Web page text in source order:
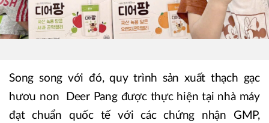
Song song với đó, quy trình sản xuất thạch gạc
hươu non Deer Pang được thực hiện tại nhà máy
đạt chuẩn quốc tế với các chứng nhận GMP,